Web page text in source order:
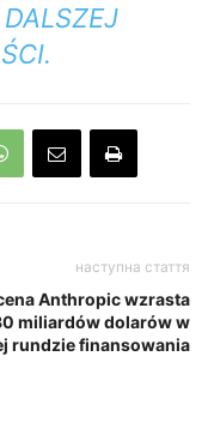
наступна стаття
Anthropic wzrasta
miliardów dolarów w
rundzie finansowania